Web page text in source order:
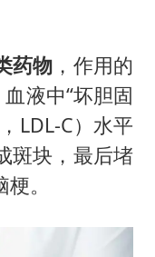
药物 ，作用的
液中“坏胆固
LDL-C）水平
斑块，最后堵
。